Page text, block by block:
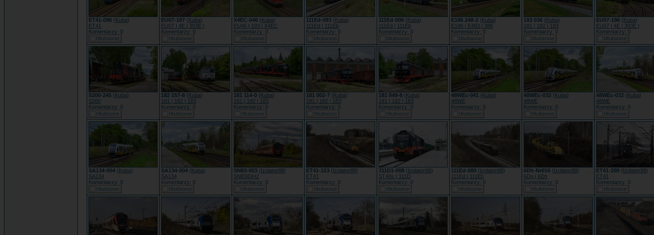
ET41-096 (Kuba)
ET41
Komentarzy: 0
EU07-187 (Kuba)
EU07 | 4E | 303E |
Komentarzy: 0
X4EC-046 (Kuba)
EU46 | 193 | X4EC
Komentarzy: 0
111Ed-093 (Kuba)
111Ed | 111Eb
Komentarzy: 0
111Ed-006 (Kuba)
111Ed | 111Eb
Komentarzy: 0
E186 248-2 (Kuba)
E186 | E483 | 386
Komentarzy: 0
183 036 (Kuba)
181 | 182 | 183
Komentarzy: 0
EU07-196 (Kuba)
EU07 | 4E | 303E |
Komentarzy: 0
S200-245 (Kuba)
S200
Komentarzy: 0
182 157-8 (Kuba)
181 | 182 | 183
Komentarzy: 0
181 114-0 (Kuba)
181 | 182 | 183
Komentarzy: 0
181 002-7 (Kuba)
181 | 182 | 183
Komentarzy: 0
181 049-8 (Kuba)
181 | 182 | 183
Komentarzy: 0
48WEc-041 (Kuba)
48WE
Komentarzy: 0
48WEc-032 (Kuba)
48WE
Komentarzy: 0
48WEc-032 (Kuba)
48WE
Komentarzy: 0
SA134-004 (Kuba)
SA134
Komentarzy: 0
SA134-004 (Kuba)
SA134
Komentarzy: 0
SN83-003 (Izolator88)
SN83/DH2
Komentarzy: 0
ET41-153 (Izolator88)
ET41
Komentarzy: 0
311D1-008 (Izolator88)
ST40s | 311D
Komentarzy: 0
111Ed-080 (Izolator88)
111Ed | 111Eb
Komentarzy: 0
6Dh-Nr016 (Izolator88)
6Dg | 6Dh
Komentarzy: 0
ET41-200 (Izolator88)
ET41
Komentarzy: 0